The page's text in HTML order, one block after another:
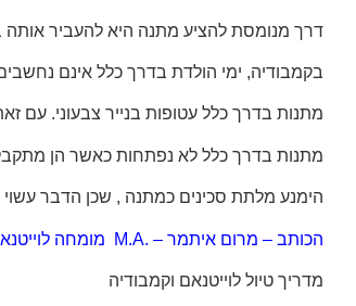
דרך מנומסת להציע מתנה היא להעביר אותה
בקמבודיה, ימי הולדת בדרך כלל אינם
מתנות בדרך כלל עטופות בנייר צבעוני. עם
מתנות בדרך כלל לא נפתחות כאשר הן
הימנע מלתת סכינים כמתנה , שכן הדבר
הכותב – מרום איתמר – .M.A מומחה לוייטנאם , מחבר הספר-” וייטנאם מדיכוי לקדמה 1946-1975 ומ- 1995 " ומנהל אתר
מדריך טיול לוייטנאם וקמבודיה